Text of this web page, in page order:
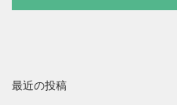
最近の投稿